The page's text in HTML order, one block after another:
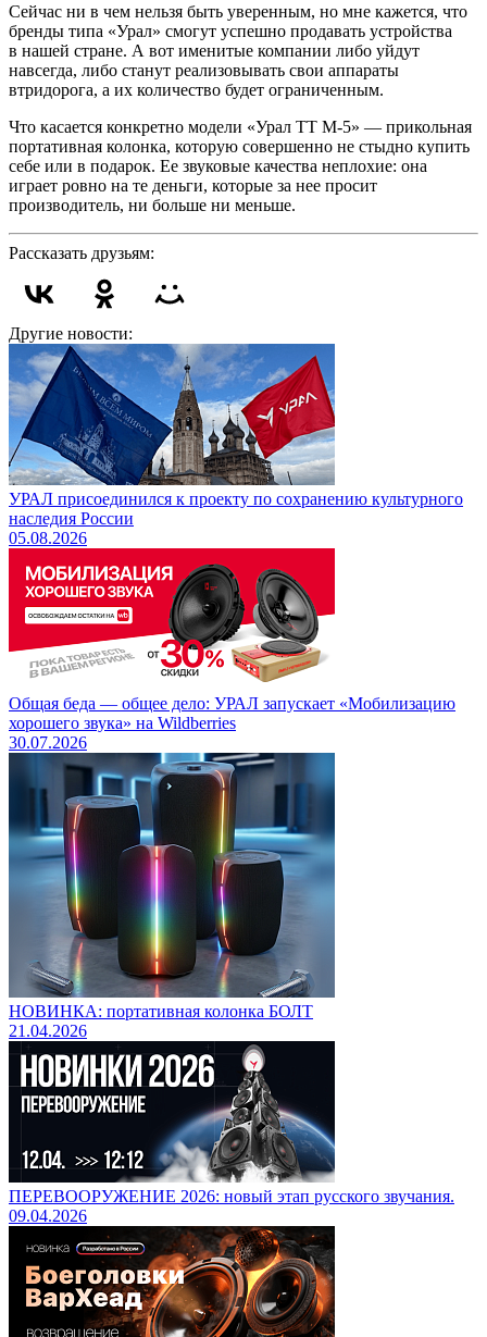
Сейчас ни в чем нельзя быть уверенным, но мне кажется, что
бренды типа «Урал» смогут успешно продавать устройства
в нашей стране. А вот именитые компании либо уйдут
навсегда, либо станут реализовывать свои аппараты
втридорога, а их количество будет ограниченным.
Что касается конкретно модели «Урал ТТ М-5» — прикольная
портативная колонка, которую совершенно не стыдно купить
себе или в подарок. Ее звуковые качества неплохие: она
играет ровно на те деньги, которые за нее просит
производитель, ни больше ни меньше.
Рассказать друзьям:
Другие новости:
УРАЛ присоединился к проекту по сохранению культурного
наследия России
05.08.2026
Общая беда — общее дело: УРАЛ запускает «Мобилизацию
хорошего звука» на Wildberries
30.07.2026
НОВИНКА: портативная колонка БОЛТ
21.04.2026
ПЕРЕВООРУЖЕНИЕ 2026: новый этап русского звучания.
09.04.2026